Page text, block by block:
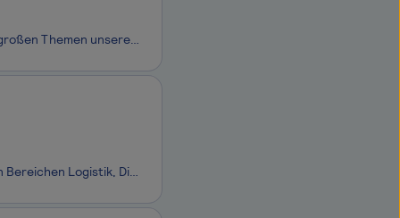
Mobilität, Gesundheit, Technologie & Nachhaltigkeit: Wir arbeiten täglich an den großen Themen unserer Zeit. Und das mit dem Ziel, den Planeten zu einem saubereren Ort zu machen. Als Familienunternehmen mit rund 3.500 Mitarbeitenden an über 20 Standorten stehen wir weltweit für inno­vative Filtr
Wir sind FIEGE. Ein Familienunternehmen, das innovative Geschäftsmodelle in den Bereichen Logistik, Digital, Real Estate und Ventures vorantreibt - und das seit über 150 Jahren. Als Innovationsführer in der Branche beschäftigen wir bei FIEGE mehr als 22.000 Mitarbeitende an rund 136 Standorten in 14